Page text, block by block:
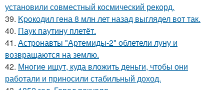
установили совместный космический рекорд.
39. Kpoкoдил гeна 8 млн лет назад выглядел вот так.
40. Паук паутину плетёт.
41. Астронавты "Артемиды-2" облетели луну и
возвращаются на землю.
42. Многие ищут, куда вложить деньги, чтобы они
работали и приносили стабильный доход.